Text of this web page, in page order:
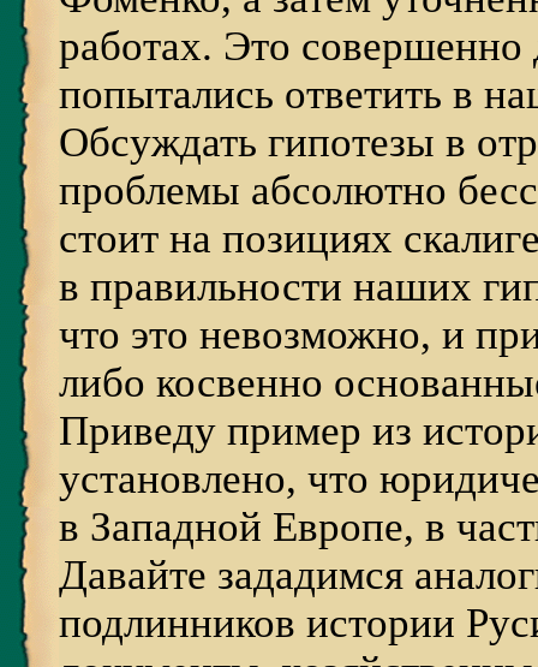
работах. Это
попытались ответить в
Обсуждать гипотезы в
проблемы абсолютно
стоит на позициях
в правильности наших
что это невозможно, и
либо косвенно
Приведу пример из
установлено, что
в Западной Европе, в
Давайте зададимся
подлинников истории